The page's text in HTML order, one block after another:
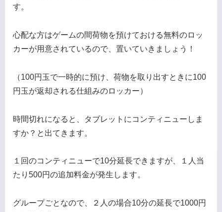
す。
心配な方はゲームの間荷物を預けておける無料のロッ
カーが用意されているので、置いていきましょう！
（100円玉で一時的に預け、荷物を取り出すときに100
円玉が返却される仕組みのロッカー）
時間切れになると、タブレットにコンティニューしま
すか？と出てきます。
１回のコンティニューで10分延長できますが、１人当
たり500円の追加料金が発生します。
グループごとなので、２人の場合10分の延長で1000円